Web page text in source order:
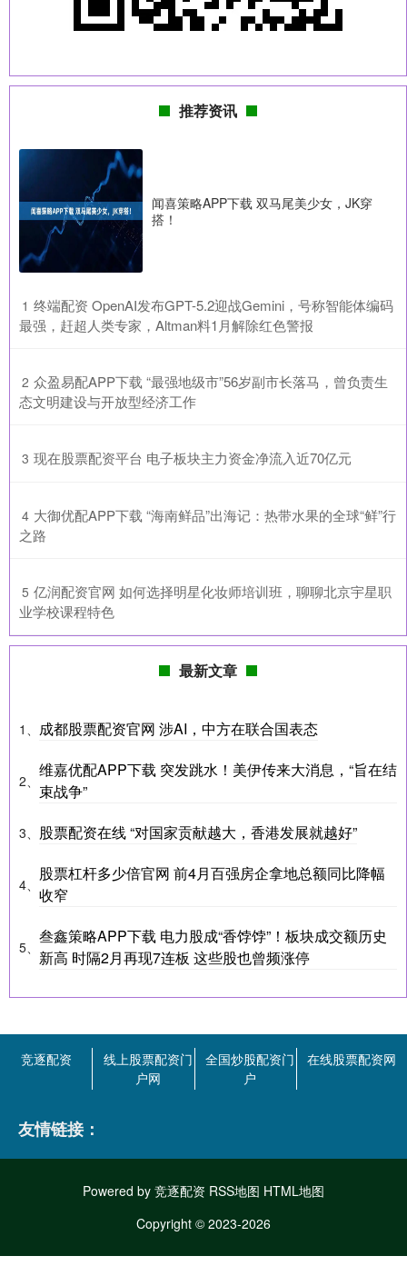
推荐资讯
闻喜策略APP下载 双马尾美少女，JK穿
搭！
1 ​终端配资 OpenAI发布GPT-5.2迎战Gemini，号称智能体编码
最强，赶超人类专家，Altman料1月解除红色警报
2 ​众盈易配APP下载 “最强地级市”56岁副市长落马，曾负责生
态文明建设与开放型经济工作
3 ​现在股票配资平台 电子板块主力资金净流入近70亿元
4 ​大御优配APP下载 “海南鲜品”出海记：热带水果的全球“鲜”行
之路
5 ​亿润配资官网 如何选择明星化妆师培训班，聊聊北京宇星职
业学校课程特色
最新文章
1、 成都股票配资官网 涉AI，中方在联合国表态
2、
维嘉优配APP下载 突发跳水！美伊传来大消息，“旨在结
束战争”
3、 股票配资在线 “对国家贡献越大，香港发展就越好”
4、
股票杠杆多少倍官网 前4月百强房企拿地总额同比降幅
收窄
5、
叁鑫策略APP下载 电力股成“香饽饽”！板块成交额历史
新高 时隔2月再现7连板 这些股也曾频涨停
竞逐配资
线上股票配资门
户网
全国炒股配资门
户
在线股票配资网
友情链接：
Powered by 竞逐配资 RSS地图 HTML地图
Copyright © 2023-2026